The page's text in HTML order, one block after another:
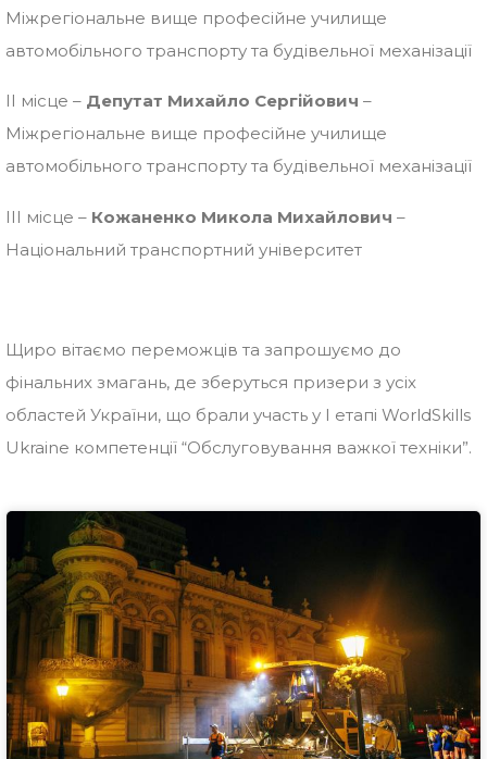
Міжрегіональне вище професійне училище
автомобільного транспорту та будівельної механізації
IІ місце – Депутат Михайло Сергійович –
Міжрегіональне вище професійне училище
автомобільного транспорту та будівельної механізації
ІІI місце – Кожаненко Микола Михайлович –
Національний транспортний університет
Щиро вітаємо переможців та запрошуємо до
фінальних змагань, де зберуться призери з усіх
областей України, що брали участь у І етапі WorldSkills
Ukraine компетенції “Обслуговування важкої техніки”.